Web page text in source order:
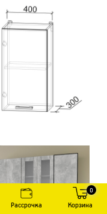
Рассрочка
0
Корзина